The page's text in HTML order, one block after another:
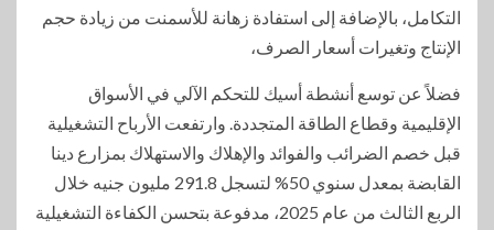
التكامل، بالإضافة إلى استفادة زهانة للأسمنت من زيادة حجم
الإنتاج وتغيرات أسعار الصرف،
فضلاً عن توسع أنشطة أسيك للتحكم الآلي في الأسواق
الإقليمية وقطاع الطاقة المتجددة. وارتفعت الأرباح التشغيلية
قبل خصم الضرائب والفوائد والإهلاك والاستهلاك بمزارع دينا
القابضة بمعدل سنوي 50% لتسجل 291.8 مليون جنيه خلال
الربع الثالث من عام 2025، مدفوعة بتحسن الكفاءة التشغيلية